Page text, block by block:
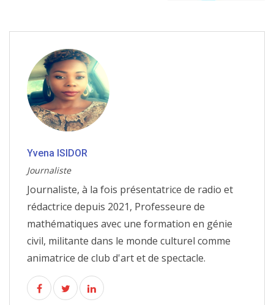
Yvena ISIDOR
Journaliste
Journaliste, à la fois présentatrice de radio et
rédactrice depuis 2021, Professeure de
mathématiques avec une formation en génie
civil, militante dans le monde culturel comme
animatrice de club d'art et de spectacle.